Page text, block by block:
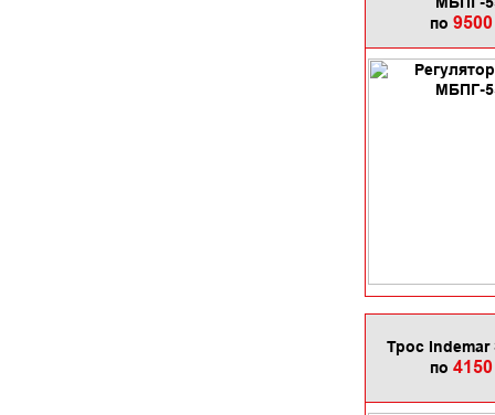
по9500
Трос Indemar
по4150